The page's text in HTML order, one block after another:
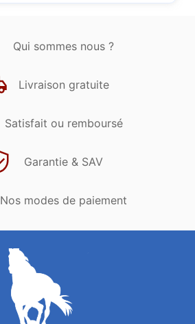
Qui sommes nous ?
Livraison gratuite
Satisfait ou remboursé
Garantie & SAV
Nos modes de paiement